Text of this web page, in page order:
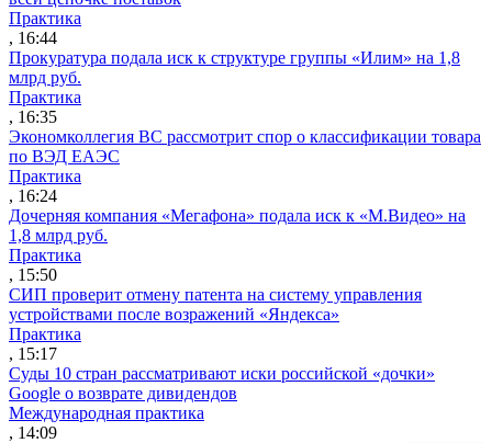
Практика
, 16:44
Прокуратура подала иск к структуре группы «Илим» на 1,8
млрд руб.
Практика
, 16:35
Экономколлегия ВС рассмотрит спор о классификации товара
по ВЭД ЕАЭС
Практика
, 16:24
Дочерняя компания «Мегафона» подала иск к «М.Видео» на
1,8 млрд руб.
Практика
, 15:50
СИП проверит отмену патента на систему управления
устройствами после возражений «Яндекса»
Практика
, 15:17
Суды 10 стран рассматривают иски российской «дочки»
Google о возврате дивидендов
Международная практика
, 14:09